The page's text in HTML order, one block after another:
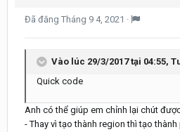
Đã đăng Tháng 9 4, 2021 ·
Vào lúc 29/3/2017 tại 04:55,
Quick code
Anh có thể giúp em chỉnh lại chút
- Thay vì tạo thành region thì tạo